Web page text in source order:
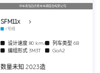
中车青岛四方机车车辆股份有限公司
SFM11x
3号线
设计速度 80 km/h 列车类型 6B
编组形式 3M3T GoA2
数量未知 2023造